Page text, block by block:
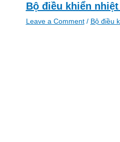
Bộ điều khiển
Leave a Comment / Bộ điều